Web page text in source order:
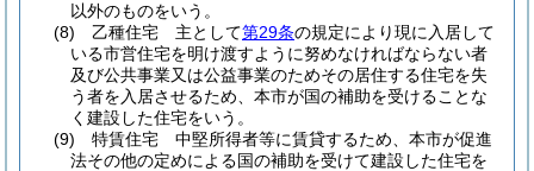
以外のものをいう。
(8)
乙種住宅 主として第29条の規定により現に入居して
いる市営住宅を明け渡すように努めなければならない者
及び公共事業又は公益事業のためその居住する住宅を失
う者を入居させるため、本市が国の補助を受けることな
く建設した住宅をいう。
(9)
特賃住宅 中堅所得者等に賃貸するため、本市が促進
法その他の定めによる国の補助を受けて建設した住宅を